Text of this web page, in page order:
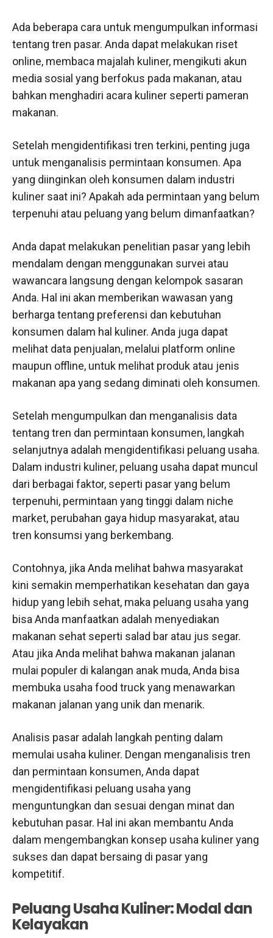
Ada beberapa cara untuk mengumpulkan informasi
tentang tren pasar. Anda dapat melakukan riset
online, membaca majalah kuliner, mengikuti akun
media sosial yang berfokus pada makanan, atau
bahkan menghadiri acara kuliner seperti pameran
makanan.
Setelah mengidentifikasi tren terkini, penting juga
untuk menganalisis permintaan konsumen. Apa
yang diinginkan oleh konsumen dalam industri
kuliner saat ini? Apakah ada permintaan yang belum
terpenuhi atau peluang yang belum dimanfaatkan?
Anda dapat melakukan penelitian pasar yang lebih
mendalam dengan menggunakan survei atau
wawancara langsung dengan kelompok sasaran
Anda. Hal ini akan memberikan wawasan yang
berharga tentang preferensi dan kebutuhan
konsumen dalam hal kuliner. Anda juga dapat
melihat data penjualan, melalui platform online
maupun offline, untuk melihat produk atau jenis
makanan apa yang sedang diminati oleh konsumen.
Setelah mengumpulkan dan menganalisis data
tentang tren dan permintaan konsumen, langkah
selanjutnya adalah mengidentifikasi peluang usaha.
Dalam industri kuliner, peluang usaha dapat muncul
dari berbagai faktor, seperti pasar yang belum
terpenuhi, permintaan yang tinggi dalam niche
market, perubahan gaya hidup masyarakat, atau
tren konsumsi yang berkembang.
Contohnya, jika Anda melihat bahwa masyarakat
kini semakin memperhatikan kesehatan dan gaya
hidup yang lebih sehat, maka peluang usaha yang
bisa Anda manfaatkan adalah menyediakan
makanan sehat seperti salad bar atau jus segar.
Atau jika Anda melihat bahwa makanan jalanan
mulai populer di kalangan anak muda, Anda bisa
membuka usaha food truck yang menawarkan
makanan jalanan yang unik dan menarik.
Analisis pasar adalah langkah penting dalam
memulai usaha kuliner. Dengan menganalisis tren
dan permintaan konsumen, Anda dapat
mengidentifikasi peluang usaha yang
menguntungkan dan sesuai dengan minat dan
kebutuhan pasar. Hal ini akan membantu Anda
dalam mengembangkan konsep usaha kuliner yang
sukses dan dapat bersaing di pasar yang
kompetitif.
Peluang Usaha Kuliner: Modal dan
Kelayakan